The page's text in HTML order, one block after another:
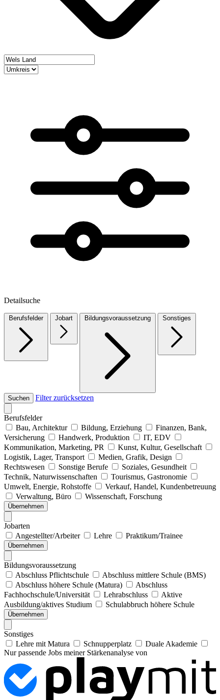
Detailsuche
Berufsfelder Jobart Bildungsvoraussetzung Sonstiges
Suchen Filter zurücksetzen
Berufsfelder
Bau, Architektur
Bildung, Erziehung
Finanzen, Bank,
Versicherung
Handwerk, Produktion
IT, EDV
Kommunikation, Marketing, PR
Kunst, Kultur, Gesellschaft
Logistik, Lager, Transport
Medien, Grafik, Design
Rechtswesen
Sonstige Berufe
Soziales, Gesundheit
Technik, Naturwissenschaften
Tourismus, Gastronomie
Umwelt, Energie, Rohstoffe
Verkauf, Handel, Kundenbetreuung
Verwaltung, Büro
Wissenschaft, Forschung
Übernehmen
Jobarten
Angestellter/Arbeiter
Lehre Praktikum/Trainee
Übernehmen
Bildungsvoraussetzung
Abschluss Pflichtschule
Abschluss mittlere Schule (BMS)
Abschluss höhere Schule (Matura)
Abschluss
Fachhochschule/Universität
Lehrabschluss
Aktive
Ausbildung/aktives Studium
Schulabbruch höhere Schule
Übernehmen
Sonstiges
Lehre mit Matura
Schnupperplatz
Duale Akademie
Nur passende Jobs meiner Stärkenanalyse von